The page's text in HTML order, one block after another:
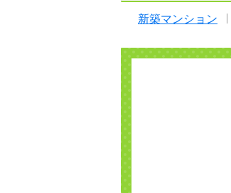
新築マンション